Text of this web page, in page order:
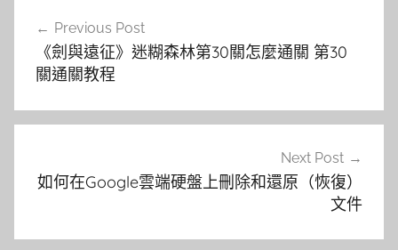
覽
Previous Post
《劍與遠征》迷糊森林第30關怎麼通關 第30
關通關教程
Next Post
如何在Google雲端硬盤上刪除和還原（恢復）
文件